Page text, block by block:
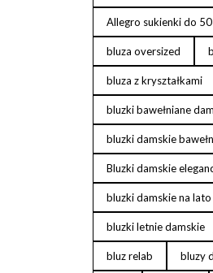
Allegro sukienki do 50
bluza oversized
bluza z kryształkami
bluzki bawełniane
bluzki damskie
Bluzki damskie
bluzki damskie na lato
bluzki letnie damskie
bluz relab bluzy